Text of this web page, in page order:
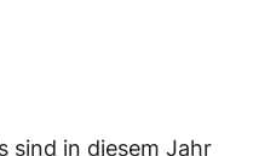
sind in diesem Jahr